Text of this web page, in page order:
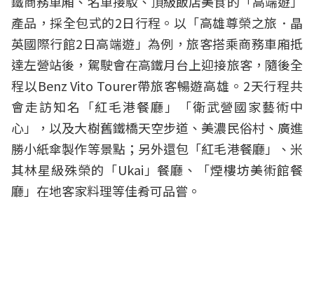
產品，採全包式的2日行程。以「高雄尊榮之旅．晶
英國際行館2日高端遊」為例，旅客搭乘商務車廂抵
達左營站後，駕駛會在高鐵月台上迎接旅客，隨後全
程以Benz Vito Tourer帶旅客暢遊高雄。2天行程共
會走訪知名「紅毛港餐廳」「衛武營國家藝術中
心」，以及大樹舊鐵橋天空步道、美濃民俗村、廣進
勝小紙傘製作等景點；另外還包「紅毛港餐廳」、米
其林星級殊榮的「Ukai」餐廳、「煙樓坊美術館餐
廳」在地客家料理等佳肴可品嘗。